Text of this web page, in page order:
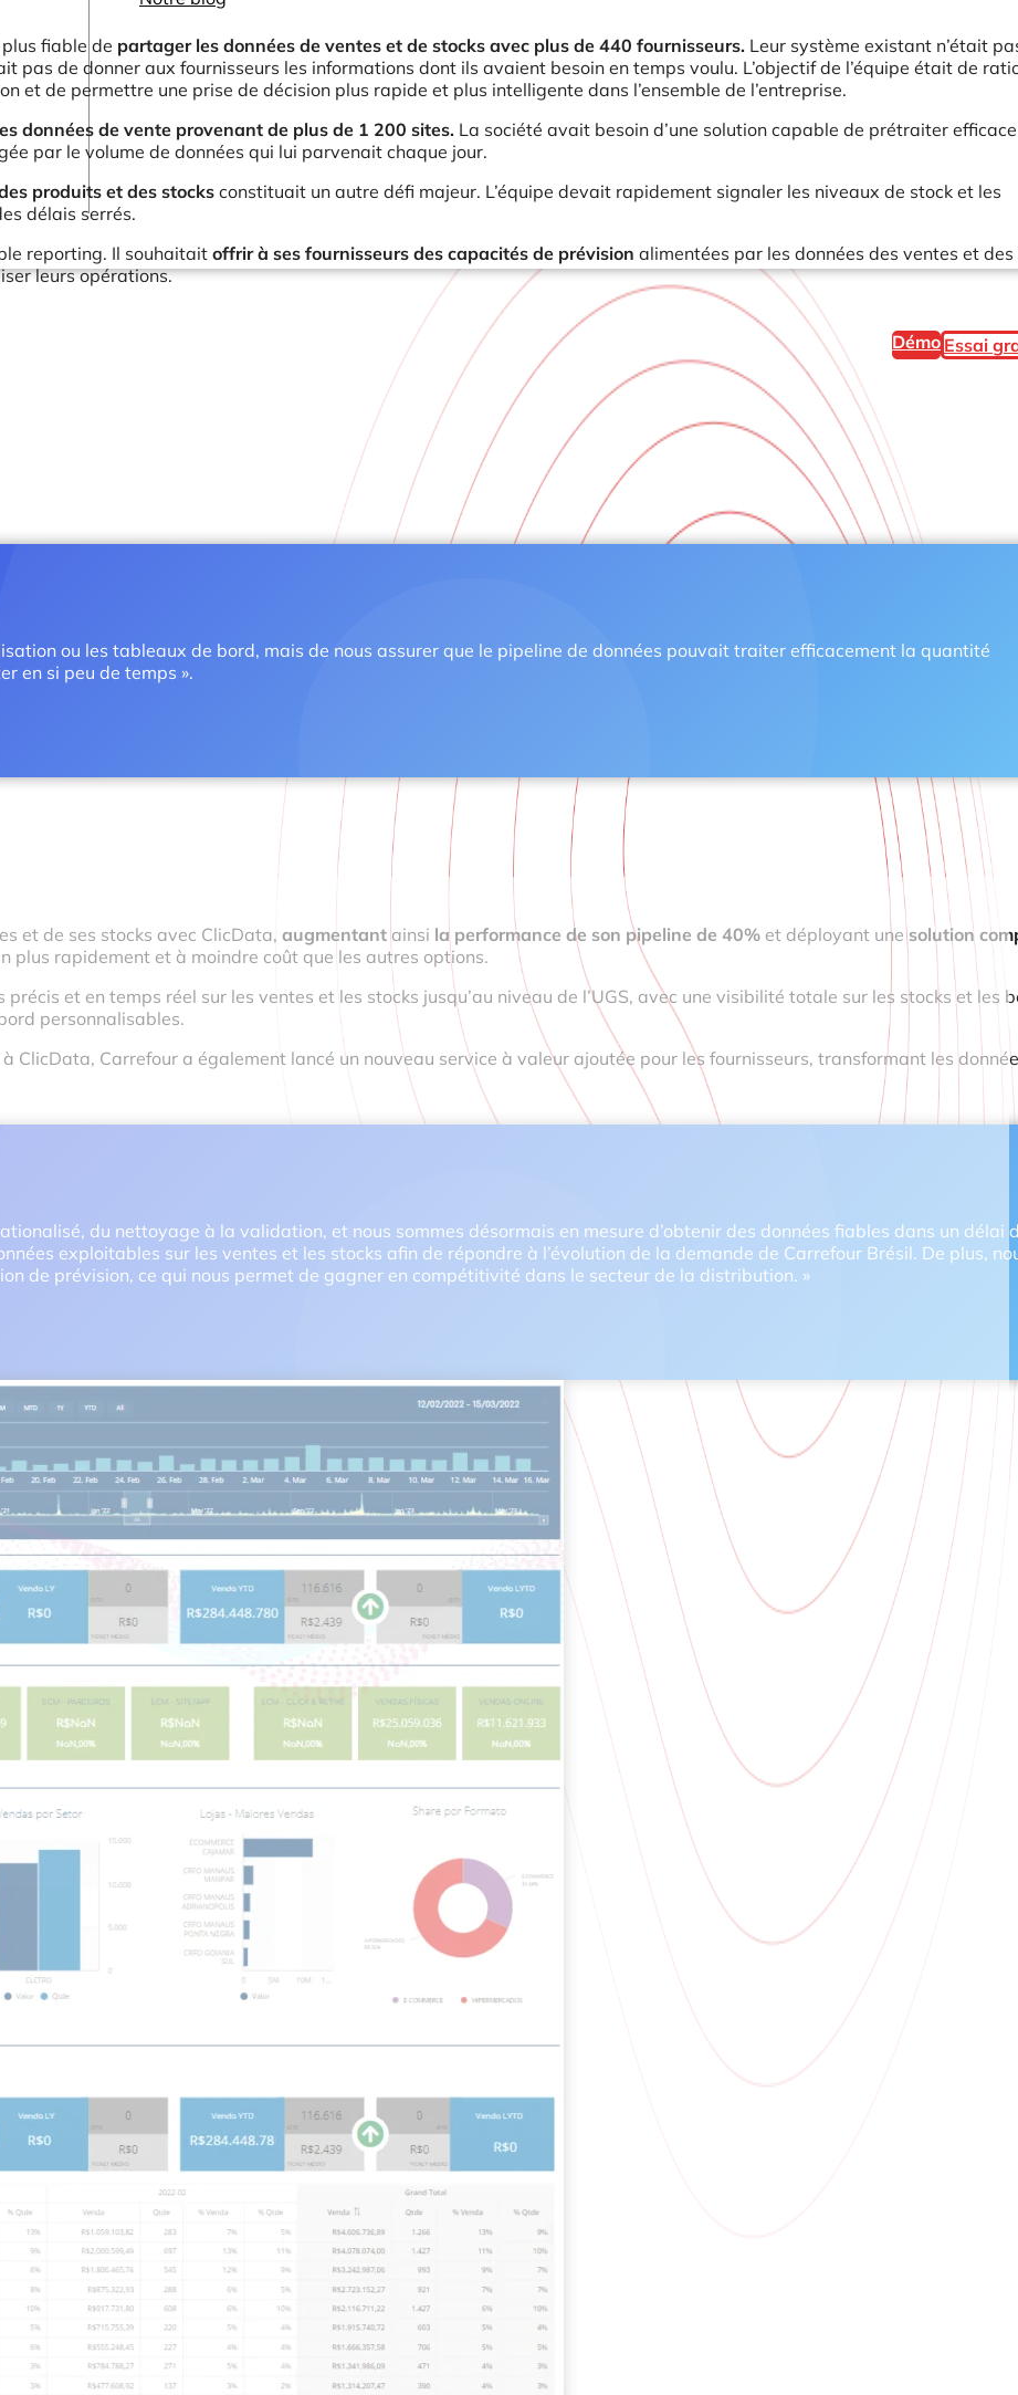
Démo Essai
fiable de partager les données de ventes et de stocks avec plus de 440 fournisseurs. Leur système existant n’était
pas de donner aux fournisseurs les informations dont ils avaient besoin en temps voulu. L’objectif de l’équipe était de
et de permettre une prise de décision plus rapide et plus intelligente dans l’ensemble de l’entreprise.
données de vente provenant de plus de 1 200 sites. La société avait besoin d’une solution capable de prétraiter
par le volume de données qui lui parvenait chaque jour.
produits et des stocks constituait un autre défi majeur. L’équipe devait rapidement signaler les niveaux de stock et les
délais serrés.
reporting. Il souhaitait offrir à ses fournisseurs des capacités de prévision alimentées par les données des ventes et des
leurs opérations.
ou les tableaux de bord, mais de nous assurer que le pipeline de données pouvait traiter efficacement la quantité
en si peu de temps ».
et de ses stocks avec ClicData, augmentant ainsi la performance de son pipeline de 40% et déployant unesolution
plus rapidement et à moindre coût que les autres options.
et en temps réel sur les ventes et les stocks jusqu’au niveau de l’UGS, avec une visibilité totale sur les stocks et les
personnalisables.
ClicData, Carrefour a également lancé un nouveau service à valeur ajoutée pour les fournisseurs, transformant les
du nettoyage à la validation, et nous sommes désormais en mesure d’obtenir des données fiables dans un délai
exploitables sur les ventes et les stocks afin de répondre à l’évolution de la demande de Carrefour Brésil. De plus,
de prévision, ce qui nous permet de gagner en compétitivité dans le secteur de la distribution. »